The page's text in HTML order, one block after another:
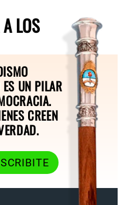
LOS
UN PILAR
CREEN